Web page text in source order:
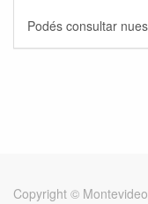
Podés consultar
Copyright ©